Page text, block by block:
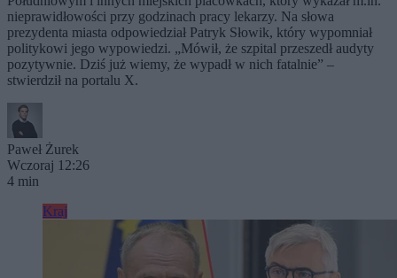
nieprawidłowości przy godzinach pracy lekarzy. Na słowa
prezydenta miasta odpowiedział Patryk Słowik, który wypomniał
politykowi jego wypowiedzi. „Mówił, że szpital przeszedł audyty
pozytywnie. Dziś już wiemy, że wypadł w nich fatalnie” –
stwierdził na portalu X.
Paweł Żurek
Wczoraj 12:26
4 min
Kraj